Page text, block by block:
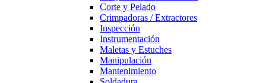
Corte y Pelado
Crimpadoras / Extractores
Inspección
Instrumentación
Maletas y Estuches
Manipulación
Mantenimiento